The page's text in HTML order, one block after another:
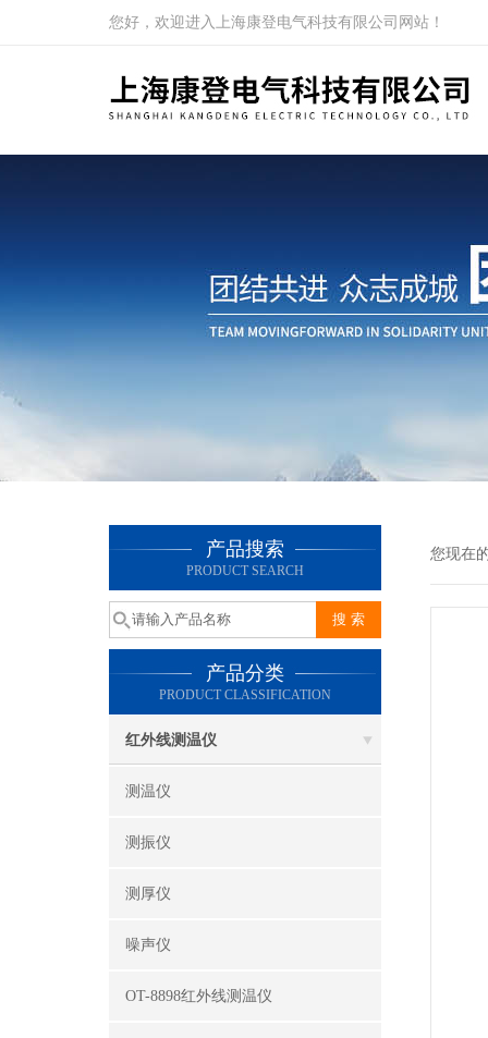
您好，欢迎进入上海康登电气科技有限公司网站！
产品搜索
PRODUCT SEARCH
产品分类
PRODUCT CLASSIFICATION
红外线测温仪
测温仪
测振仪
测厚仪
噪声仪
OT-8898红外线测温仪
您现在